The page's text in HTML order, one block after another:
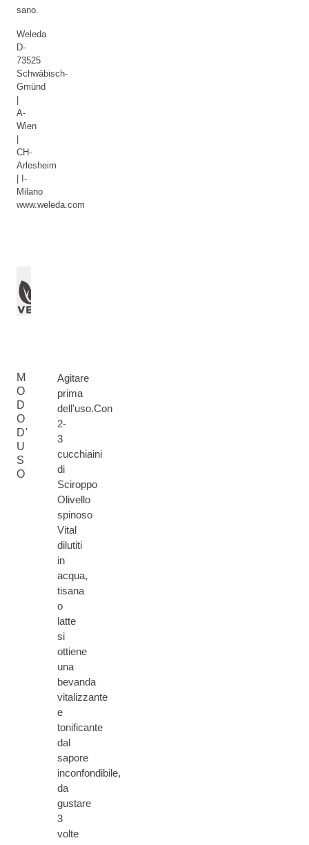
sano.
Weleda
D-
73525
Schwäbisch-
Gmünd
A-
Wien
CH-
Arlesheim
| I-
Milano
www.weleda.com
M
O
D
O
D'
U
S
O
Agitare
prima
dell'uso.Con
2-
3
cucchiaini
di
Sciroppo
Olivello
spinoso
Vital
dilutiti
in
acqua,
tisana
o
latte
si
ottiene
una
bevanda
vitalizzante
e
tonificante
dal
sapore
inconfondibile,
da
gustare
3
volte